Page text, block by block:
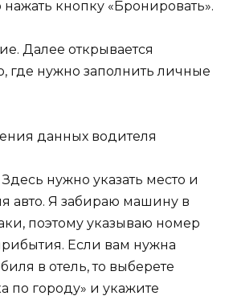
кнопку «Бронировать».
Далее открывается
где нужно заполнить личные
Здесь нужно указать место и
авто. Я забираю машину в
поэтому указываю номер
Если вам нужна
в отель, то выберете
по городу» и укажите